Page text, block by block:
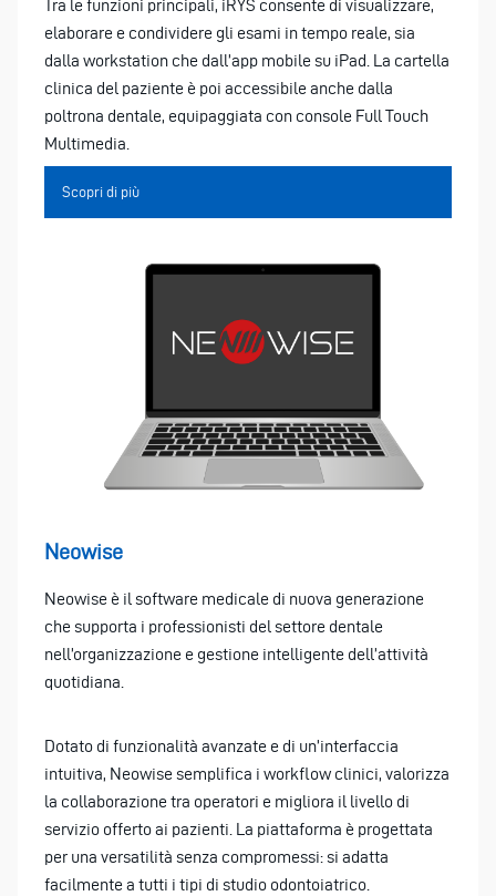
Tra le funzioni principali, iRYS consente di visualizzare,
elaborare e condividere gli esami in tempo reale, sia
dalla workstation che dall’app mobile su iPad. La cartella
clinica del paziente è poi accessibile anche dalla
poltrona dentale, equipaggiata con console Full Touch
Multimedia.
Scopri di più
Neowise
Neowise è il software medicale di nuova generazione
che supporta i professionisti del settore dentale
nell’organizzazione e gestione intelligente dell’attività
quotidiana.
Dotato di funzionalità avanzate e di un’interfaccia
intuitiva, Neowise semplifica i workflow clinici, valorizza
la collaborazione tra operatori e migliora il livello di
servizio offerto ai pazienti. La piattaforma è progettata
per una versatilità senza compromessi: si adatta
facilmente a tutti i tipi di studio odontoiatrico.